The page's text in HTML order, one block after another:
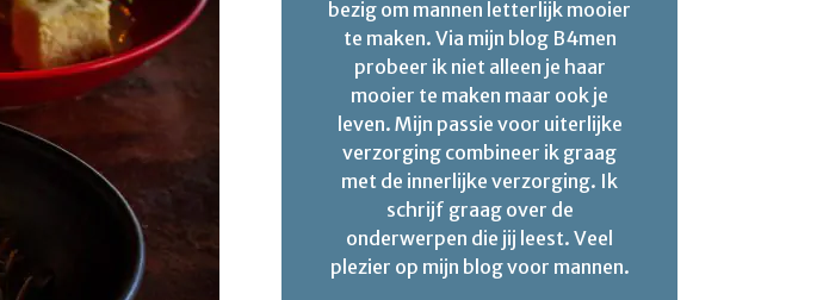
bezig om mannen letterlijk mooier
te maken. Via mijn blog B4men
probeer ik niet alleen je haar
mooier te maken maar ook je
leven. Mijn passie voor uiterlijke
verzorging combineer ik graag
met de innerlijke verzorging. Ik
schrijf graag over de
onderwerpen die jij leest. Veel
plezier op mijn blog voor mannen.